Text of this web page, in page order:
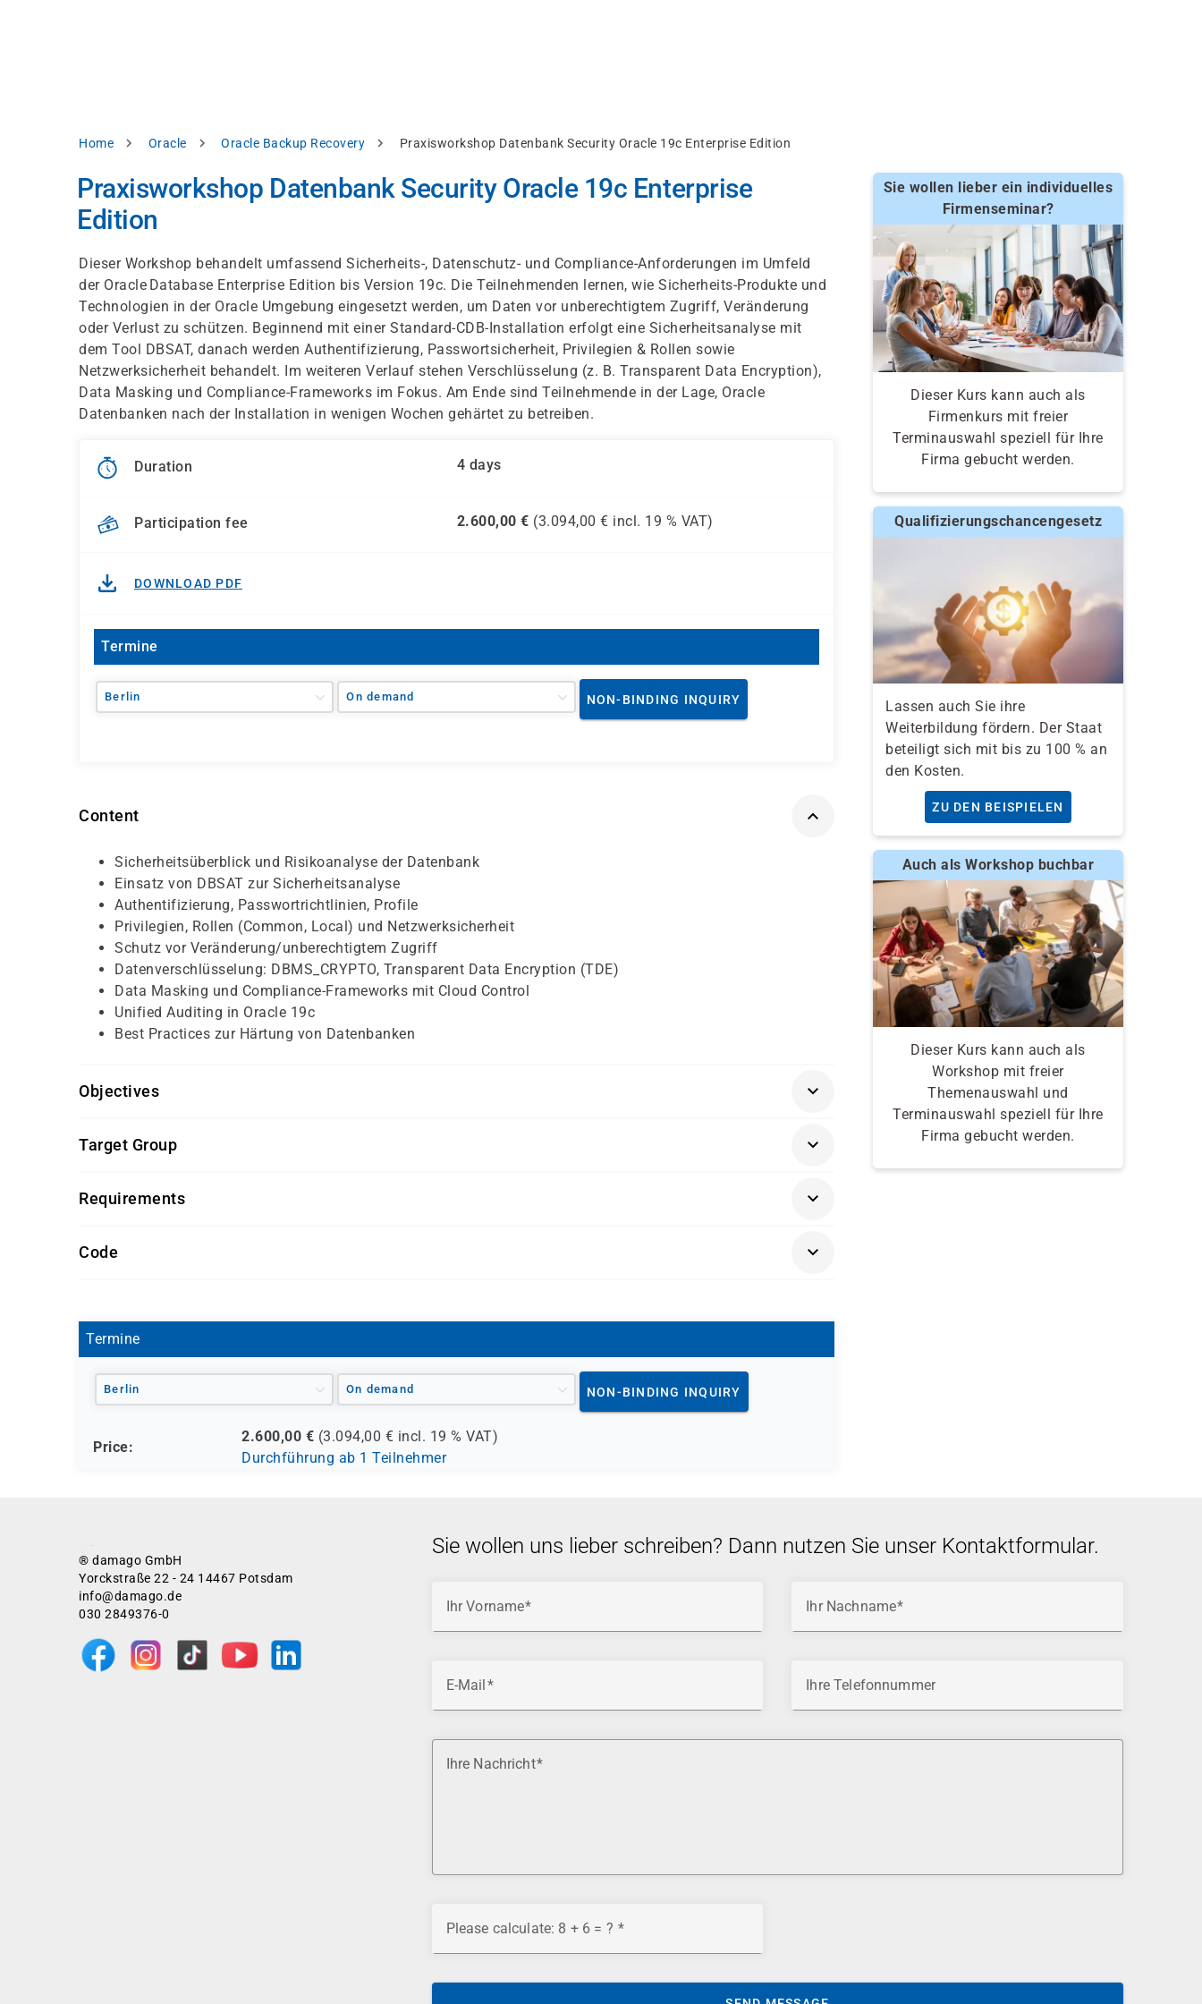
Breadcrumb
Home Oracle Oracle Backup Recovery Praxisworkshop Datenbank Security Oracle 19c Enterprise Edition
Praxisworkshop Datenbank Security Oracle 19c Enterprise
Edition
Dieser Workshop behandelt umfassend Sicherheits-, Datenschutz- und Compliance-Anforderungen im Umfeld
der Oracle Database Enterprise Edition bis Version 19c. Die Teilnehmenden lernen, wie Sicherheits-Produkte und
Technologien in der Oracle Umgebung eingesetzt werden, um Daten vor unberechtigtem Zugriff, Veränderung
oder Verlust zu schützen. Beginnend mit einer Standard-CDB-Installation erfolgt eine Sicherheitsanalyse mit
dem Tool DBSAT, danach werden Authentifizierung, Passwortsicherheit, Privilegien & Rollen sowie
Netzwerksicherheit behandelt. Im weiteren Verlauf stehen Verschlüsselung (z. B. Transparent Data Encryption),
Data Masking und Compliance-Frameworks im Fokus. Am Ende sind Teilnehmende in der Lage, Oracle
Datenbanken nach der Installation in wenigen Wochen gehärtet zu betreiben.
Duration 4 days
Participation fee 2.600,00 € (3.094,00 € incl. 19 % VAT)
DOWNLOAD PDF
Termine
Berlin On demand NON-BINDING INQUIRY
Content
Sicherheitsüberblick und Risikoanalyse der Datenbank
Einsatz von DBSAT zur Sicherheitsanalyse
Authentifizierung, Passwortrichtlinien, Profile
Privilegien, Rollen (Common, Local) und Netzwerksicherheit
Schutz vor Veränderung/unberechtigtem Zugriff
Datenverschlüsselung: DBMS_CRYPTO, Transparent Data Encryption (TDE)
Data Masking und Compliance-Frameworks mit Cloud Control
Unified Auditing in Oracle 19c
Best Practices zur Härtung von Datenbanken
Objectives
Target Group
Datenbank­administratoren
Requirements
Code
Termine
Berlin On demand NON-BINDING INQUIRY
Price:
2.600,00 € (3.094,00 € incl. 19 % VAT)
Durchführung ab 1 Teilnehmer
Sie wollen lieber ein individuelles
Firmenseminar?
Dieser Kurs kann auch als
Firmenkurs mit freier
Terminauswahl speziell für Ihre
Firma gebucht werden.
Qualifizierungschancengesetz
Lassen auch Sie ihre
Weiterbildung fördern. Der Staat
beteiligt sich mit bis zu 100 % an
den Kosten.
ZU DEN BEISPIELEN
Auch als Workshop buchbar
Dieser Kurs kann auch als
Workshop mit freier
Themenauswahl und
Terminauswahl speziell für Ihre
Firma gebucht werden.
® damago GmbH
Yorckstraße 22 - 24 14467 Potsdam
info@damago.de
030 2849376-0
Sie wollen uns lieber schreiben? Dann nutzen Sie unser Kontaktformular.
Ihr Vorname Ihr Nachname
E-Mail Ihre Telefonnummer
Ihre Nachricht
Please calculate: 8 + 6 = ?